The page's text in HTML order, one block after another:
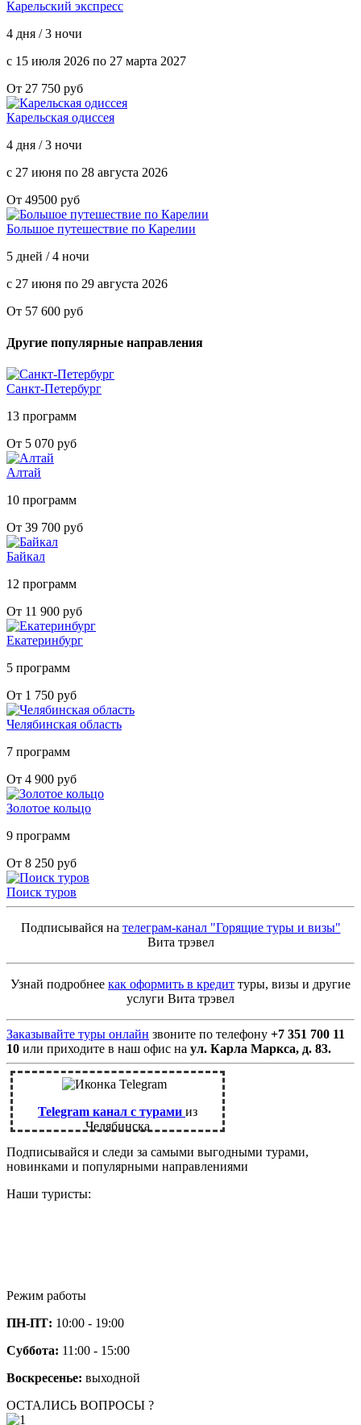
Карельский экспресс
4 дня / 3 ночи
с 15 июля 2026 по 27 марта 2027
От 27 750 руб
Карельская одиссея
4 дня / 3 ночи
с 27 июня по 28 августа 2026
От 49500 руб
Большое путешествие по Карелии
5 дней / 4 ночи
с 27 июня по 29 августа 2026
От 57 600 руб
Другие популярные направления
Санкт-Петербург
13 программ
От 5 070 руб
Алтай
10 программ
От 39 700 руб
Байкал
12 программ
От 11 900 руб
Екатеринбург
5 программ
От 1 750 руб
Челябинская область
7 программ
От 4 900 руб
Золотое кольцо
9 программ
От 8 250 руб
Поиск туров
Подписывайся на телеграм-канал "Горящие туры и визы"
Вита трэвел
Узнай подробнее как оформить в кредит туры, визы и другие
услуги Вита трэвел
Заказывайте туры онлайн звоните по телефону +7 351 700 11
10 или приходите в наш офис на ул. Карла Маркса, д. 83.
Telegram канал с турами из
Челябинска
Подписывайся и следи за самыми выгодными турами,
новинками и популярными направлениями
Наши туристы:
Режим работы
ПН-ПТ: 10:00 - 19:00
Суббота: 11:00 - 15:00
Воскресенье: выходной
ОСТАЛИСЬ ВОПРОСЫ ?